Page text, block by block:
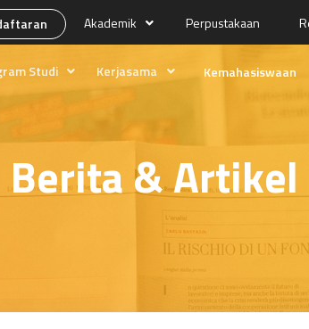
Akademik Perpustakaan
Berita & Artikel
Studi
Pemasaran Internasional
Kerjasama
Program Magang
Kemahasiswaan